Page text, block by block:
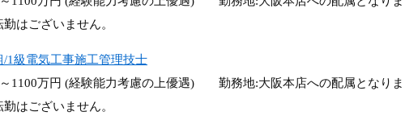
はございません。
1級電気工事施工管理技士
1100万円 (経験能力考慮の上優遇) 勤務地:大阪本店への配属となりま
はございません。